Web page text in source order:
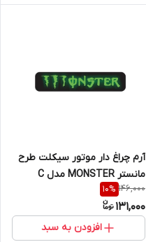
آرم چراغ دار موتور سیکلت طرح
مانستر MONSTER مدل C
146,000
10%
131,000
افزودن به سبد